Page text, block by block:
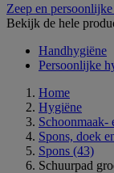
Zeep en
Bekijk de hele
Handhygiëne
Persoonlijke
Home
Hygiëne
Schoonmaak-
Spons, doek
Spons (43)
Schuurpad